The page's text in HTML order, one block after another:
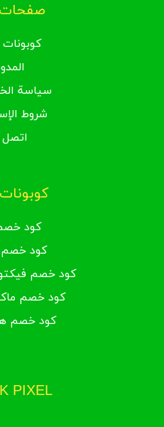
سياسة
شروط
اتصل
كود
كود
كود خصم
كود خصم
كود خصم
PIXEL